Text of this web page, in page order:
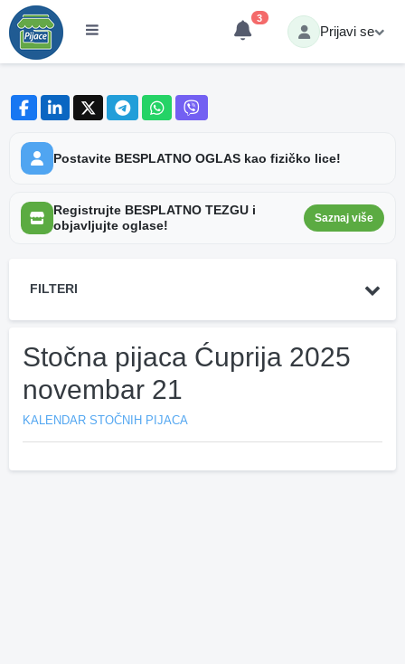
3
Prijavi se
Postavite BESPLATNO OGLAS kao fizičko lice!
Registrujte BESPLATNO TEZGU i
objavljujte oglase!
Saznaj više
FILTERI
Stočna pijaca Ćuprija 2025
novembar 21
KALENDAR STOČNIH PIJACA